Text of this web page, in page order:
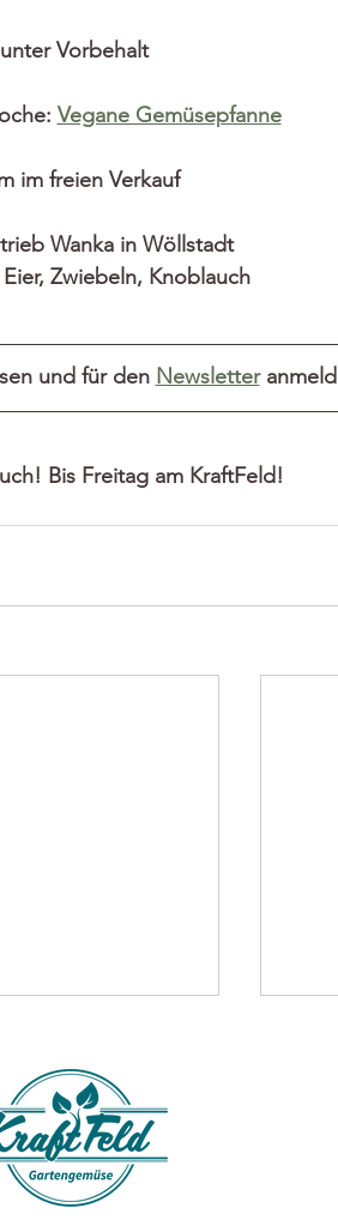
Vorbehalt
Vegane Gemüsepfanne
im freien Verkauf
Wanka in Wöllstadt
Zwiebeln, Knoblauch
und für den Newsletter
Bis Freitag am KraftFeld!